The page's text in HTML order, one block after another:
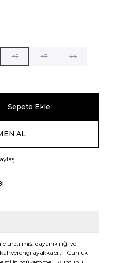
42 43 44
Sepete Ekle
AL
üretilmiş, dayanıklılığı ve
kahverengi ayakkabı.; - Günlük